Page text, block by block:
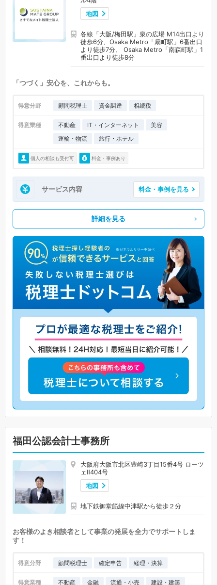
地図
各線「大阪/梅田駅」泉の広場 M14出口より
徒歩6分、Osaka Metro「扇町駅」6番出口
より徒歩7分、 Osaka Metro「南森町駅」1
番出口より徒歩8分
「つづく」安心を、これからも。
得意分野 顧問税理士 資金調達 相続税
得意業種 不動産 IT・インターネット
美容
運輸・物流
旅行・ホテル
個人の相談も受付可 料金・事例あり
サービス内容 料金・事例を見る
詳細を見る
福田公認会計士事務所
大阪府大阪市北区豊崎3丁目15番4号 ローツ
ェⅡ404号
地図
地下鉄御堂筋線中津駅から徒歩２分
お客様のよき相談者として事業の発展を全力でサポートしま
す！
得意分野 顧問税理士 確定申告 経理・決算
得意業種 不動産 金融 流通・小売 建設・建築